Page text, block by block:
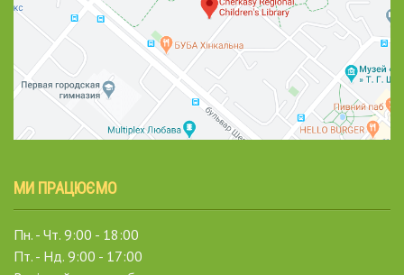
МИ ПРАЦЮЄМО
Пн. - Чт. 9:00 - 18:00
Пт. - Нд. 9:00 - 17:00